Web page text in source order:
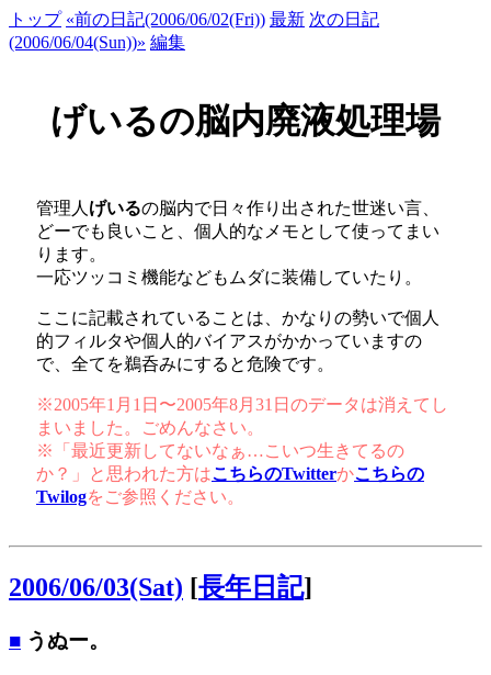
トップ «前の日記(2006/06/02(Fri)) 最新 次の日記
(2006/06/04(Sun))» 編集
げいるの脳内廃液処理場
管理人 げいるの脳内で日々作り出された世迷い言、
どーでも良いこと、個人的なメモとして使ってまい
ります。
一応ツッコミ機能などもムダに装備していたり。
ここに記載されていることは、かなりの勢いで個人
的フィルタや個人的バイアスがかかっていますの
で、全てを鵜呑みにすると危険です。
※2005年1月1日〜2005年8月31日のデータは消えてし
まいました。ごめんなさい。
※「最近更新してないなぁ…こいつ生きてるの
か？」と思われた方はこちらのTwitterかこちらの
Twilogをご参照ください。
2006/06/03(Sat) [長年日記]
■ うぬー。